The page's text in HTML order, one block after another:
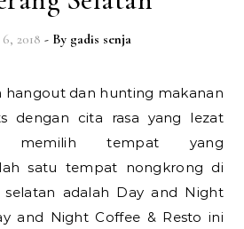
2018 - By gadis senja
hangout dan hunting makanan
dengan cita rasa yang lezat
memilih tempat yang
satu tempat nongkrong di
adalah Day and Night
and Night Coffee & Resto ini